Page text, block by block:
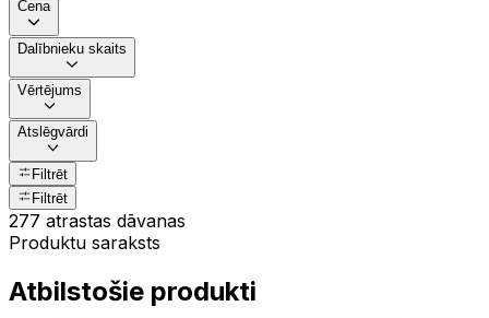
Cena
Dalībnieku skaits
Vērtējums
Atslēgvārdi
Filtrēt
Filtrēt
277 atrastas dāvanas
Produktu saraksts
Atbilstošie produkti